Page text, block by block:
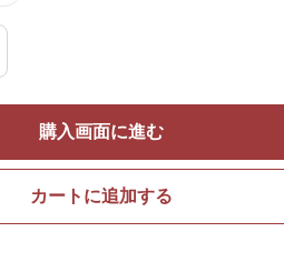
購入画面に進む
カートに追加する